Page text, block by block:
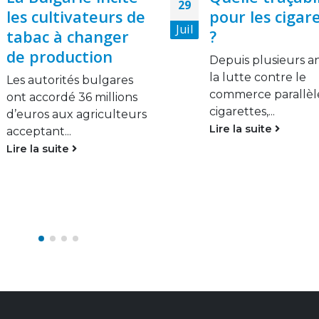
pour les cigarettes
?
Depuis plusieurs années,
la lutte contre le
commerce parallèle de
cigarettes,...
Lire la suite
19
Août
produits du
va continuer
d’augmenter
Il y a de plus en
fumeurs au
Luxembourg....
Lire la suite